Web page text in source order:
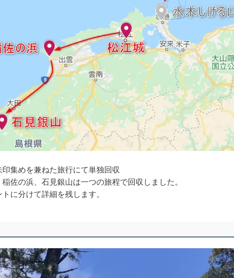
印集めを兼ねた旅行にて単独回収
佐の浜、石見銀山は一つの旅程で回収しました。
に分けて詳細を残します。